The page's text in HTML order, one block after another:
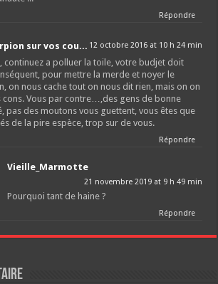
Répondre
sur vos cou... 12 octobre 2016 at 10 h 24 min
continuez a polluer la toile, votre budjet doit
pour mettre la merde et noyer le
on nous cache tout on nous dit rien, mais on on
cons. Vous par contre…,des gens de bonne
pas des moutons vous guettent, vous êtes que
de la pire espèce, trop sur de vous.
Répondre
Vieille_Marmotte
21 novembre 2019 at 9 h 49 min
Pourquoi tant de haine ?
Répondre